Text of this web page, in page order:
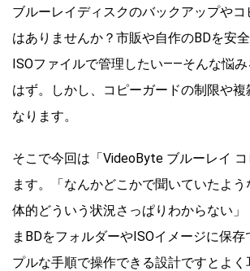
ブルーレイディスクのバックアップやコ
はありませんか？市販や自作のBDを安全
ISOファイルで管理したい——そんな悩
はず。しかし、コピーガードの制限や
なります。
そこで今回は「VideoByte ブルーレイ
ます。「なんかどこかで聞いていたよ
体的どういう状況さっぱりわからない」
まBDをフォルダーやISOイメージに保
プルな手順で操作できる設計ですとよ